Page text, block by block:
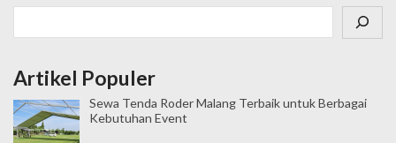
Artikel Populer
Sewa Tenda Roder Malang Terbaik untuk Berbagai
Kebutuhan Event